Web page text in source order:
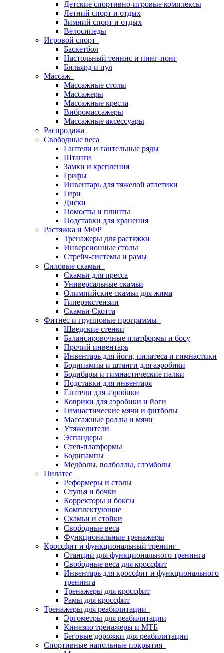
Детские спортивно-игровые комплексы
Летний спорт и отдых
Зимний спорт и отдых
Велосипеды
Игровой спорт
Баскетбол
Настольный теннис и пинг-понг
Бильярд и пул
Массаж
Массажные столы
Массажеры
Массажные кресла
Вибромассажеры
Массажные аксессуары
Распродажа
Свободные веса
Гантели и гантельные ряды
Штанги
Замки и крепления
Грифы
Инвентарь для тяжелой атлетики
Гири
Диски
Помосты и плинты
Подставки для хранения
Растяжка и МФР
Тренажеры для растяжки
Инверсионные столы
Стрейч-системы и рамы
Силовые скамьи
Скамьи для пресса
Универсальные скамьи
Олимпийские скамьи для жима
Гиперэкстензии
Скамьи Скотта
Фитнес и групповые программы
Шведские стенки
Балансировочные платформы и босу
Прочий инвентарь
Инвентарь для йоги, пилатеса и гимнастики
Бодипампы и штанги для аэробики
Бодибары и гимнастические палки
Подставки для инвентаря
Гантели для аэробики
Коврики для аэробики и йоги
Гимнастические мячи и фитболы
Массажные роллы и мячи
Утяжелители
Эспандеры
Степ-платформы
Бодипампы
Медболы, волболлы, слэмболы
Пилатес
Реформеры и столы
Стулья и бочки
Корректоры и боксы
Комплектующие
Скамьи и стойки
Свободные веса
Функциональные тренажеры
Кроссфит и функциональный тренинг
Станции для функционального тренинга
Свободные веса для кроссфит
Инвентарь для кроссфит и функционального
тренинга
Тренажеры для кроссфит
Рамы для кроссфит
Тренажеры для реабилитации
Эргометры для реабилитации
Кинезио тренажеры и МТБ
Беговые дорожки для реабилитации
Спортивные напольные покрытия